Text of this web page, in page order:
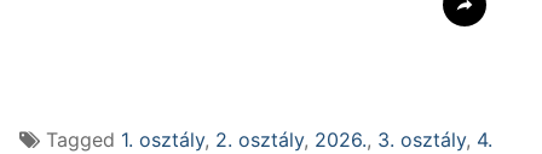
Tagged 1. osztály, 2. osztály, 2026., 3. osztály, 4.